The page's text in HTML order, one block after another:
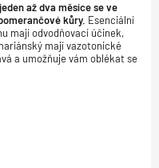
až dva měsíce se ve
kůry. Esenciální
mají odvodňovací účinek,
mají vazotonické
a umožňuje vám oblékat se